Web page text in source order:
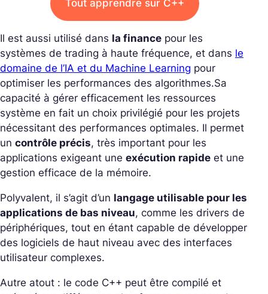
Tout apprendre sur C++
Il est aussi utilisé dans la finance pour les
systèmes de trading à haute fréquence, et dans le
domaine de l’IA et du Machine Learning pour
optimiser les performances des algorithmes.Sa
capacité à gérer efficacement les ressources
système en fait un choix privilégié pour les projets
nécessitant des performances optimales. Il permet
un contrôle précis, très important pour les
applications exigeant une exécution rapide et une
gestion efficace de la mémoire.
Polyvalent, il s’agit d’un langage utilisable pour les
applications de bas niveau, comme les drivers de
périphériques, tout en étant capable de développer
des logiciels de haut niveau avec des interfaces
utilisateur complexes.
Autre atout : le code C++ peut être compilé et